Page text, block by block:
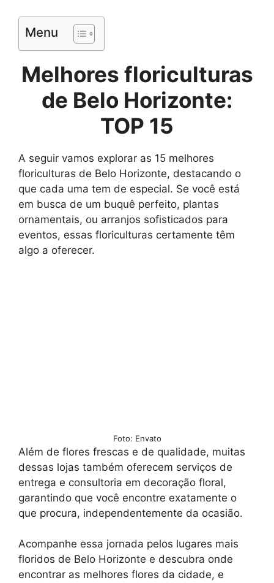
Menu
Melhores floriculturas
de Belo Horizonte:
TOP 15
A seguir vamos explorar as 15 melhores
floriculturas de Belo Horizonte, destacando o
que cada uma tem de especial. Se você está
em busca de um buquê perfeito, plantas
ornamentais, ou arranjos sofisticados para
eventos, essas floriculturas certamente têm
algo a oferecer.
Foto: Envato
Além de flores frescas e de qualidade, muitas
dessas lojas também oferecem serviços de
entrega e consultoria em decoração floral,
garantindo que você encontre exatamente o
que procura, independentemente da ocasião.
Acompanhe essa jornada pelos lugares mais
floridos de Belo Horizonte e descubra onde
encontrar as melhores flores da cidade, e